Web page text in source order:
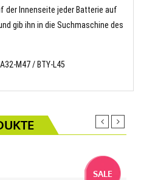
der Innenseite jeder Batterie auf
gib ihn in die Suchmaschine des
M47 / BTY-L45
SALE